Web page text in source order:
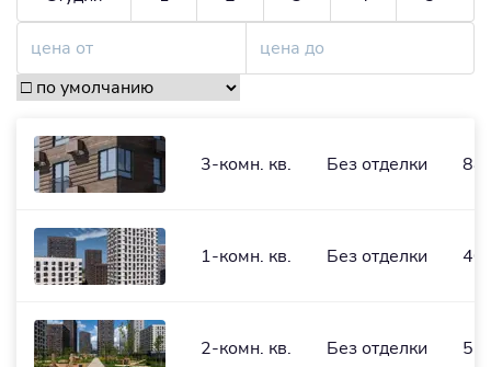
3-комн. кв. Без отделки
1-комн. кв. Без отделки
2-комн. кв. Без отделки